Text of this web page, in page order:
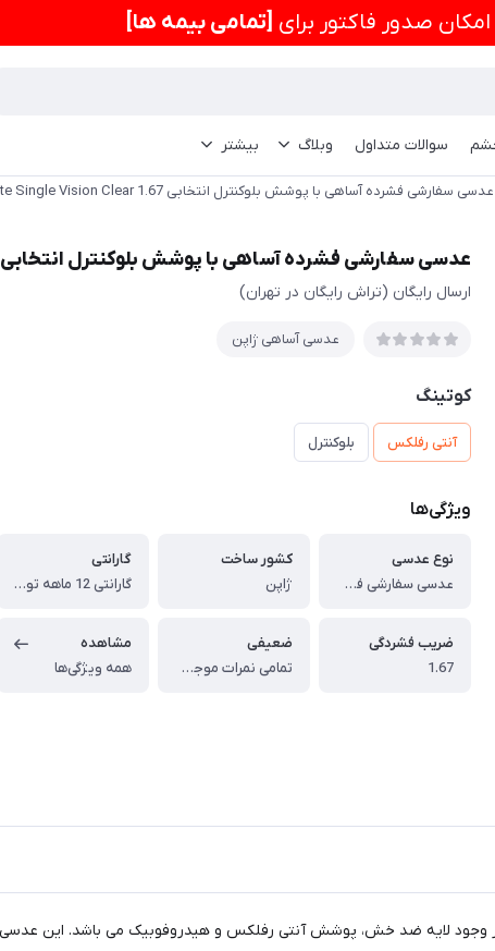
امكان صدور فاکتور برای [تمامی بیمه ها]
سوالات متداول وبلاگ بیشتر
عدسی سفارشی فشرده آساهی با پوشش بلوکنترل انتخابی Asahi Lite Single Vision Clear 1.67
عدسی سفارشی فشرده آساهی با پوشش بلوکنترل انتخابی Asahi Lite Single Vision Clear 1.67
ارسال رایگان (تراش رایگان در تهران)
عدسی آساهی ژاپن
کوتینگ
آنتی رفلکس بلوکنترل
ویژگی‌ها
نوع عدسی
عدسی سفارشی فشرده آساهی با پوشش بلوکنترل انتخابی Asahi Lite Single Vision Clear 1.67
کشور ساخت
ژاپن
گارانتی
گارانتی 12 ماهه تولید
ضریب فشردگی
1.67
ضعیفی
تمامی نمرات موجود است
مشاهده
همه ویژگی‌ها